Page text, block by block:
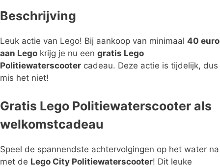
Beschrijving
Leuk actie van Lego! Bij aankoop van minimaal 40 euro
aan Lego krijg je nu een gratis Lego
Politiewaterscooter cadeau. Deze actie is tijdelijk, dus
mis het niet!
Gratis Lego Politiewaterscooter als
welkomstcadeau
Speel de spannendste achtervolgingen op het water na
met de Lego City Politiewaterscooter! Dit leuke